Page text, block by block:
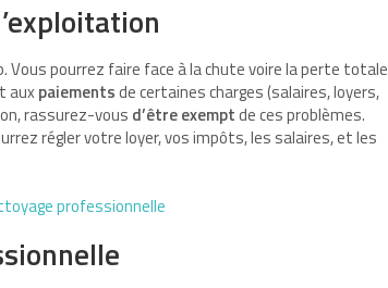
pourrez faire face à la chute voire la perte totale
auxpaiementsde certaines charges (salaires, loyers,
rassurez-vous d’être exemptde ces problèmes.
régler votre loyer, vos impôts, les salaires, et les
professionnelle